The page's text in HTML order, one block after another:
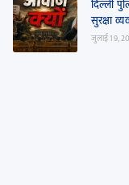
दिल्ली
सुरक्षा
जुलाई 19,